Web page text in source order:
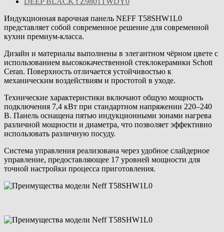
Индукционная варочная панель NEFF T58SHW1L0
представляет собой современное решение для современной
кухни премиум-класса.
Дизайн и материалы выполнены в элегантном чёрном цвете с
использованием высококачественной стеклокерамики Schott
Ceran. Поверхность отличается устойчивостью к
механическим воздействиям и простотой в уходе.
Технические характеристики включают общую мощность
подключения 7,4 кВт при стандартном напряжении 220–240
В. Панель оснащена пятью индукционными зонами нагрева
различной мощности и диаметра, что позволяет эффективно
использовать различную посуду.
Система управления реализована через удобное слайдерное
управление, предоставляющее 17 уровней мощности для
точной настройки процесса приготовления.